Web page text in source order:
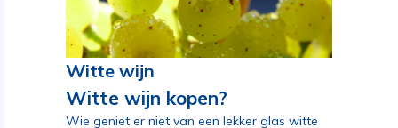
Witte wijn
Witte wijn kopen?
Wie geniet er niet van een lekker glas witte